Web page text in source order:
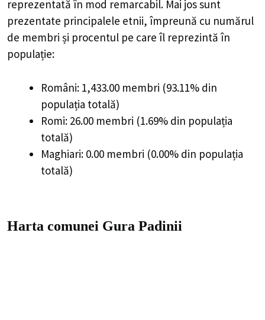
reprezentată în mod remarcabil. Mai jos sunt
prezentate principalele etnii, împreună cu numărul
de membri și procentul pe care îl reprezintă în
populație:
Români: 1,433.00 membri (93.11% din
populația totală)
Romi: 26.00 membri (1.69% din populația
totală)
Maghiari: 0.00 membri (0.00% din populația
totală)
Harta comunei Gura Padinii